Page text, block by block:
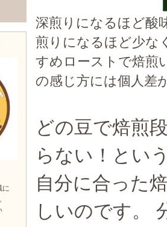
深煎りになるほど酸
煎りになるほど少な
すめローストで焙煎
の感じ方には個人差
どの豆で焙煎
らない！とい
自分に合った
しいのです。
に